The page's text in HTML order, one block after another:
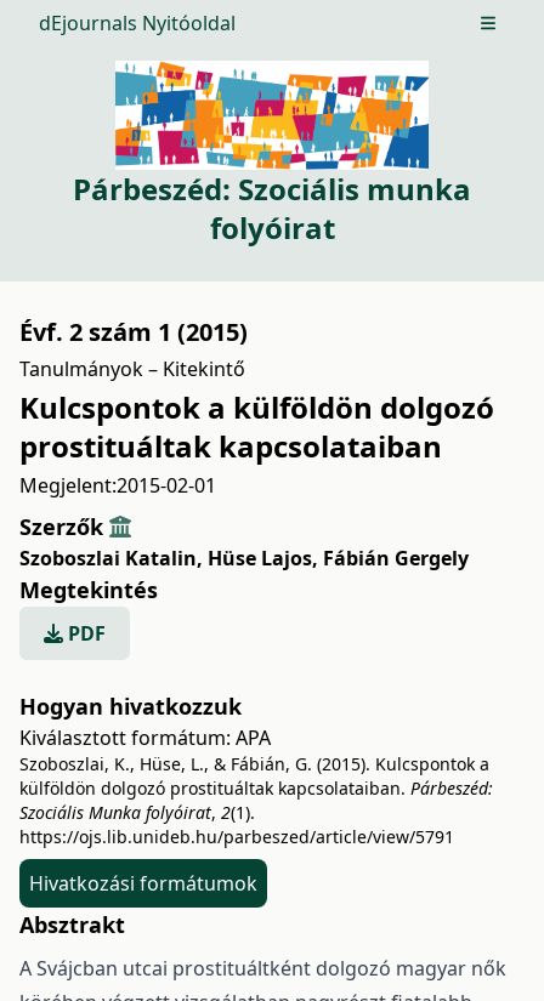
dEjournals Nyitóoldal Open
Párbeszéd: Szociális munka
folyóirat
Évf. 2 szám 1 (2015)
Tanulmányok – Kitekintő
Kulcspontok a külföldön dolgozó
prostituáltak kapcsolataiban
Megjelent:2015-02-01
Szerzők
Szoboszlai Katalin, Hüse Lajos, Fábián Gergely
Megtekintés
PDF
Hogyan hivatkozzuk
Kiválasztott formátum: APA
Szoboszlai, K., Hüse, L., & Fábián, G. (2015). Kulcspontok a
külföldön dolgozó prostituáltak kapcsolataiban. Párbeszéd:
Szociális Munka folyóirat, 2(1).
https://ojs.lib.unideb.hu/parbeszed/article/view/5791
Hivatkozási formátumok
Absztrakt
A Svájcban utcai prostituáltként dolgozó magyar nők